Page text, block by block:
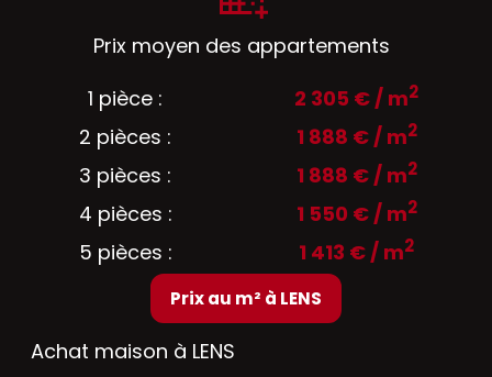
Prix moyen des appartements
1 pièce :
2 305 € / m2
2 pièces : 1 888 € / m2
3 pièces : 1 888 € / m2
4 pièces : 1 550 € / m2
5 pièces : 1 413 € / m2
Prix au m² à LENS
Achat maison à LENS